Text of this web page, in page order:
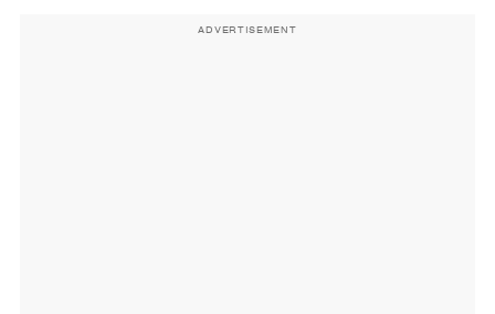
ADVERTISEMENT